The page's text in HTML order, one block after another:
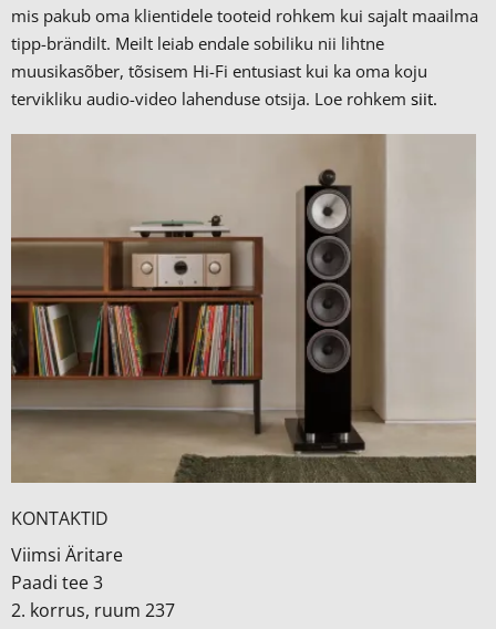
mis pakub oma klientidele tooteid rohkem kui sajalt maailma
tipp-brändilt. Meilt leiab endale sobiliku nii lihtne
muusikasõber, tõsisem Hi-Fi entusiast kui ka oma koju
tervikliku audio-video lahenduse otsija. Loe rohkem siit.
KONTAKTID
Viimsi Äritare
Paadi tee 3
2. korrus, ruum 237